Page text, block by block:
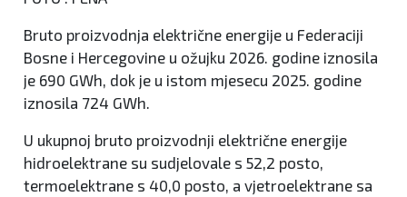
Bruto proizvodnja električne energije u Federaciji
Bosne i Hercegovine u ožujku 2026. godine iznosila
je 690 GWh, dok je u istom mjesecu 2025. godine
iznosila 724 GWh.
U ukupnoj bruto proizvodnji električne energije
hidroelektrane su sudjelovale s 52,2 posto,
termoelektrane s 40,0 posto, a vjetroelektrane sa